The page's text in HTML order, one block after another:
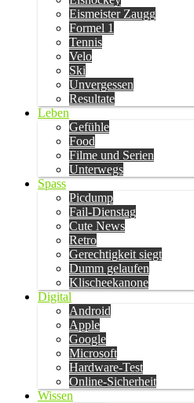
Eismeister Zaugg
Formel 1
Tennis
Velo
Ski
Unvergessen
Resultate
Leben
Gefühle
Food
Filme und Serien
Unterwegs
Spass
Picdump
Fail-Dienstag
Cute News
Retro
Gerechtigkeit siegt
Dumm gelaufen
Klischeekanone
Digital
Android
Apple
Google
Microsoft
Hardware-Test
Online-Sicherheit
Wissen